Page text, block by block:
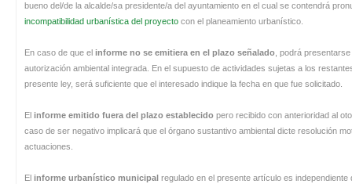
bueno del/de la alcalde/sa presidente/a del ayuntamiento en el cual se contendrá
incompatibilidad urbanística del proyecto con el planeamiento urbanístico.
En caso de que el informe no se emitiera en el plazo señalado, podrá
autorización ambiental integrada. En el supuesto de actividades sujetas a los
presente ley, será suficiente que el interesado indique la fecha en que fue solicitado.
El informe emitido fuera del plazo establecido pero recibido con anterioridad al
caso de ser negativo implicará que el órgano sustantivo ambiental dicte resolución
actuaciones.
El informe urbanístico municipal regulado en el presente artículo es